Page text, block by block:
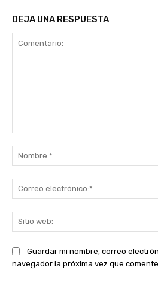
DEJA UNA RESPUESTA
Guardar mi nombre, correo
navegador la próxima vez que